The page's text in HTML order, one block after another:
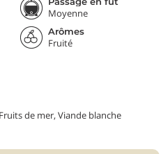
Moyenne
Arômes
Fruité
de mer, Viande blanche